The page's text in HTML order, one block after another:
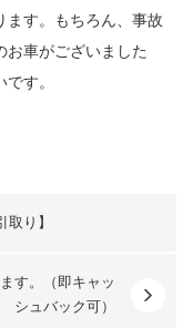
ます。もちろん、事故
お車がございました
す。
取り】
す。（即キャッ
シュバック可）